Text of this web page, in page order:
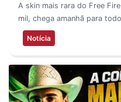
A skin mais rara do Free
mil, chega amanhã para
Notícia